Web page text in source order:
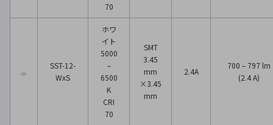
70
SST-12-
WxS
ホワ
イト
5000
–
6500
K
CRI
70
SMT
3.45
mm
×3.45
mm
2.4A
700 – 797 lm
(2.4 A)